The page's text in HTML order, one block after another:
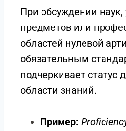
При обсуждении наук,
предметов или
областей нулевой
обязательным
подчеркивает статус
области знаний.
Пример: